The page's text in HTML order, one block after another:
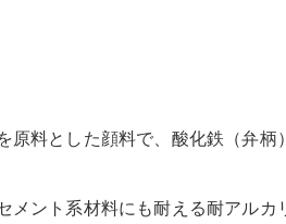
原料とした顔料で、酸化鉄（弁柄
メント系材料にも耐える耐アルカ